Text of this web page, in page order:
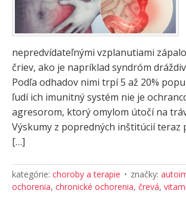
nepredvídateľnými vzplanutiami
čriev, ako je napríklad syndróm
Podľa odhadov nimi trpí 5 až 20%
ľudí ich imunitný systém nie je
agresorom, ktorý omylom útočí na
Výskumy z popredných inštitúcií teraz
[…]
kategórie: choroby a terapie značky:
ochorenia, chronické ochorenia, črevá,